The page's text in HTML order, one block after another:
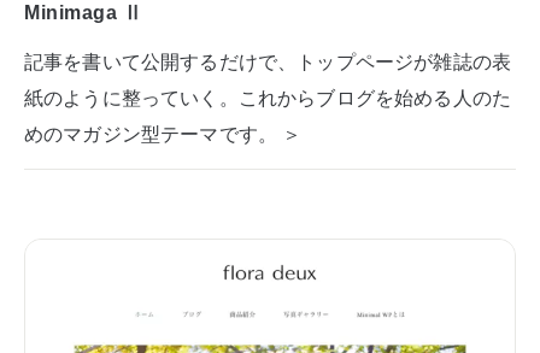
Minimaga Ⅱ
記事を書いて公開するだけで、トップページが雑誌の表
紙のように整っていく。これからブログを始める人のた
めのマガジン型テーマです。 ＞